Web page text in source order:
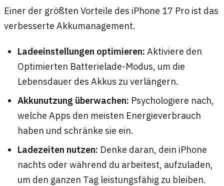
Einer der größten Vorteile des iPhone 17 Pro ist das
verbesserte Akkumanagement.
Ladeeinstellungen optimieren: Aktiviere den
Optimierten Batterielade-Modus, um die
Lebensdauer des Akkus zu verlängern.
Akkunutzung überwachen: Psychologiere nach,
welche Apps den meisten Energieverbrauch
haben und schränke sie ein.
Ladezeiten nutzen: Denke daran, dein iPhone
nachts oder während du arbeitest, aufzuladen,
um den ganzen Tag leistungsfähig zu bleiben.